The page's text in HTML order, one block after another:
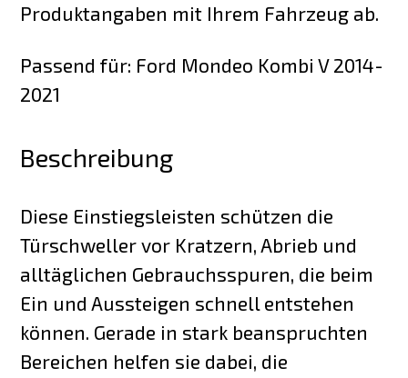
Produktangaben mit Ihrem Fahrzeug ab.
Passend für: Ford Mondeo Kombi V 2014-
2021
Beschreibung
Diese Einstiegsleisten schützen die
Türschweller vor Kratzern, Abrieb und
alltäglichen Gebrauchsspuren, die beim
Ein und Aussteigen schnell entstehen
können. Gerade in stark beanspruchten
Bereichen helfen sie dabei, die